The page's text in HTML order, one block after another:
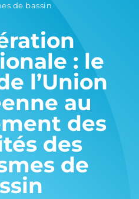
de bassin
: le
l’Union
au
des
des
de